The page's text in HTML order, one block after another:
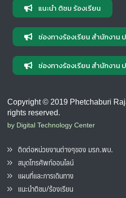
แนะนำ ติชม ร้องเรียน
ช่องทางร้องเรียน สำนักงาน
ช่องทางร้องเรียน สำนักงาน
Copyright © 2019 Phetchaburi
rights reserved.
by Digital Technology Center
ติดต่อหน่วยงานต่างๆของ มรภ.พบ.
สมุดโทรศัพท์ออนไลน์
แผนที่และการเดินทาง
แนะนำติชม/ร้องเรียน